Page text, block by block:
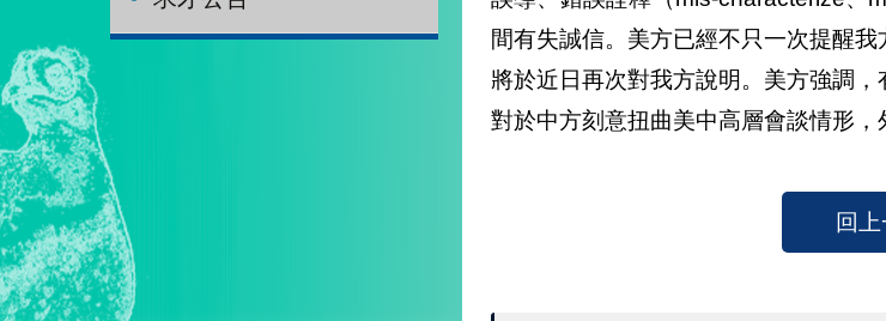
間有失誠信。美方已經不只一次提醒
將於近日再次對我方說明。美方強調
對於中方刻意扭曲美中高層會談情形，
回